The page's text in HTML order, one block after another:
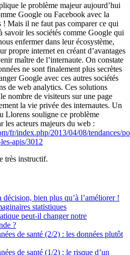
le problème majeur aujourd’hui
Google ou Facebook avec la
! Mais il ne faut pas comparer ce qui
savoir les sociétés comme Google qui
enfermer dans leur écosystème,
propre internet en créant d’avantages
maître de l’internaute. On constate
ne sont finalement plus secrètes
Google avec ces autres sociétés
de web analytics. Ces solutions
nombre de visiteurs sur une page
la vie privée des internautes. Un
Llorens souligne ce problème
les acteurs majeurs du web :
fr/index.php/2013/04/08/tendances/
apis/3012
très instructif.
décision, bien plus qu’à l’améliorer !
statistiques
peut-il changer notre
?
de santé (2/2) : les données plutôt
de santé (1/2) : le risque d’un